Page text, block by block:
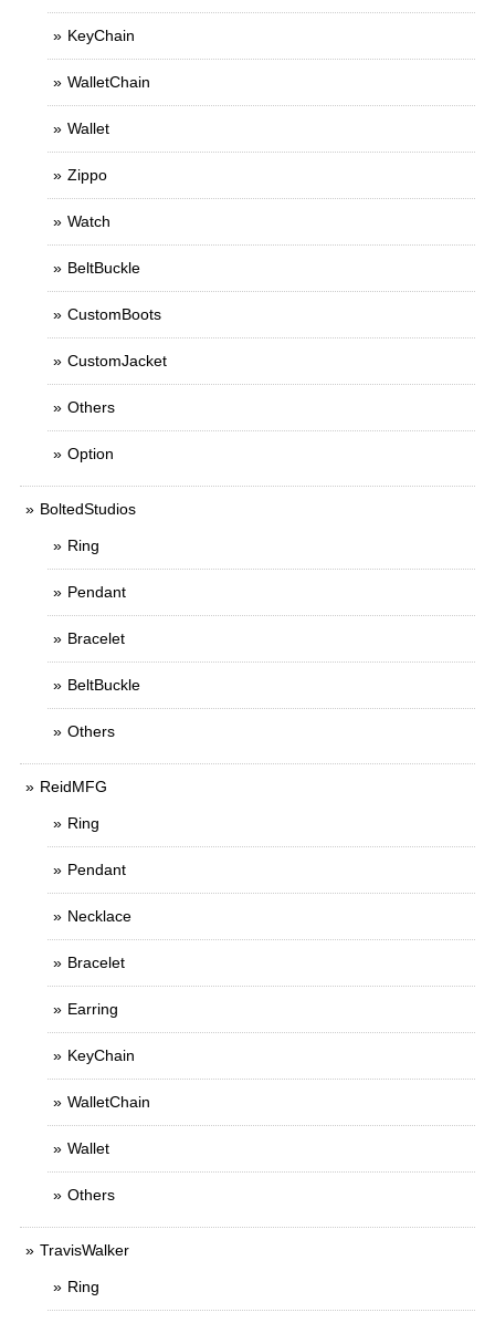
KeyChain
WalletChain
Wallet
Zippo
Watch
BeltBuckle
CustomBoots
CustomJacket
Others
Option
BoltedStudios
Ring
Pendant
Bracelet
BeltBuckle
Others
ReidMFG
Ring
Pendant
Necklace
Bracelet
Earring
KeyChain
WalletChain
Wallet
Others
TravisWalker
Ring